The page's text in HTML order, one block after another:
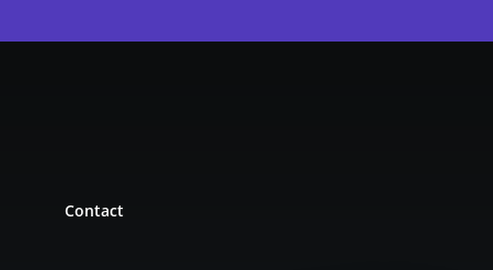
Contact